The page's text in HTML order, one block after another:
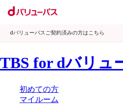
dバリューパスご契約済みの方はこちら
TBS for dバリュ
初めての方
マイルーム